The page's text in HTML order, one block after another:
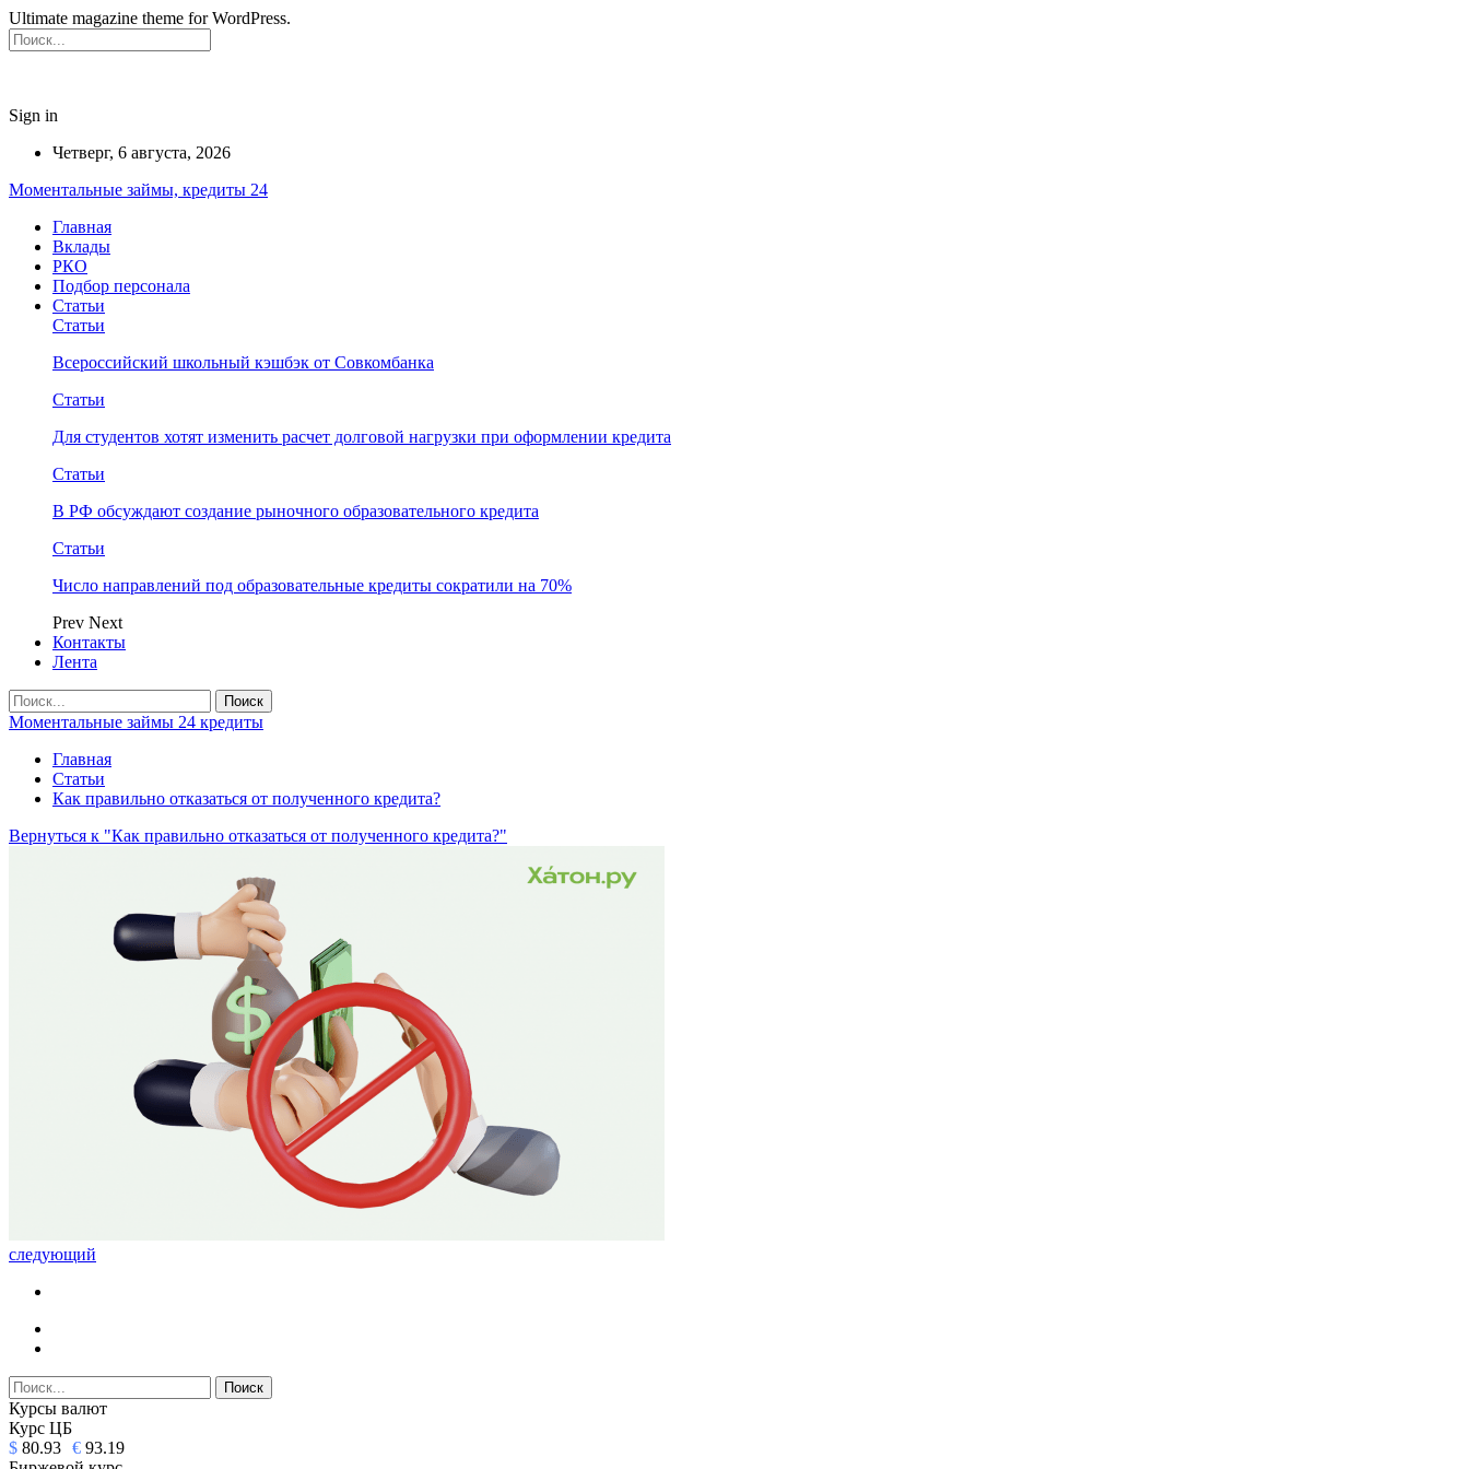
Ultimate magazine theme for WordPress.
Sign in
Четверг, 6 августа, 2026
Моментальные займы, кредиты 24
Главная
Вклады
РКО
Подбор персонала
Статьи
Статьи
Всероссийский школьный кэшбэк от Совкомбанка
Статьи
Для студентов хотят изменить расчет долговой нагрузки при оформлении кредита
Статьи
В РФ обсуждают создание рыночного образовательного кредита
Статьи
Число направлений под образовательные кредиты сократили на 70%
Prev Next
Контакты
Лента
Моментальные займы 24 кредиты
Главная
Статьи
Как правильно отказаться от полученного кредита?
Вернуться к "Как правильно отказаться от полученного кредита?"
следующий
Курсы валют
Курс ЦБ
$ 80.93 € 93.19